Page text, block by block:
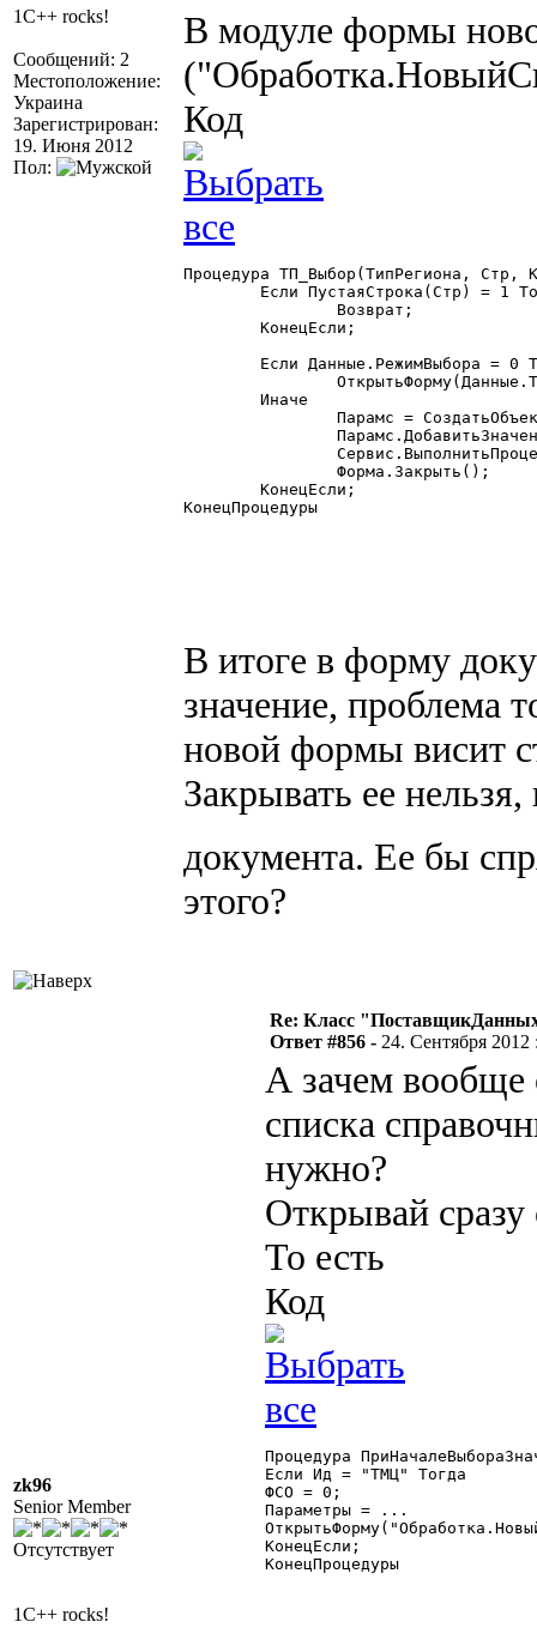
1C++ rocks!
Сообщений: 2
Местоположение:
Украина
Зарегистрирован:
19. Июня 2012
Пол:
В модуле формы
Код
Процедура ТП_Выбор(ТипРегиона, Стр,
КонецПроцедуры
В итоге в форму
значение, проблема
новой формы висит
Закрывать ее
документа. Ее бы
этого?
zk96
Senior Member
Отсутствует
1C++ rocks!
Re: Класс
Ответ #856 - 24. Сентября 2012
А зачем
списка
нужно?
Открывай сразу
То есть
Код
Процедура
Если Ид = "ТМЦ" Тогда
ФСО = 0;
Параметры = ...
КонецЕсли;
КонецПроцедуры